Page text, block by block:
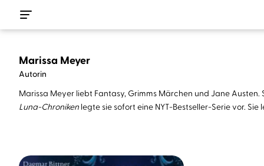
Marissa Meyer
Autorin
Marissa Meyer liebt Fantasy, Grimms Märchen und Jane
Luna-Chronikenlegte sie sofort eine NYT-Bestseller-Serie vor.